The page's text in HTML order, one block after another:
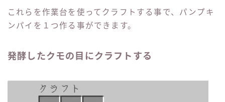
これらを作業台を使ってクラフトする事で、パンプキ
ンパイを１つ作る事ができます。
発酵したクモの目にクラフトする